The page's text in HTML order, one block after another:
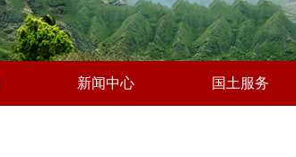
新闻中心 国土服务